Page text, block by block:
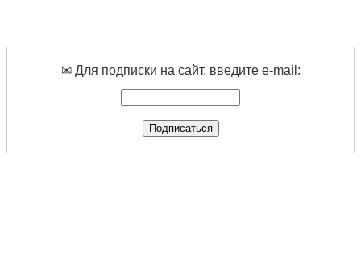
✉ Для подписки на сайт, введите e-mail: